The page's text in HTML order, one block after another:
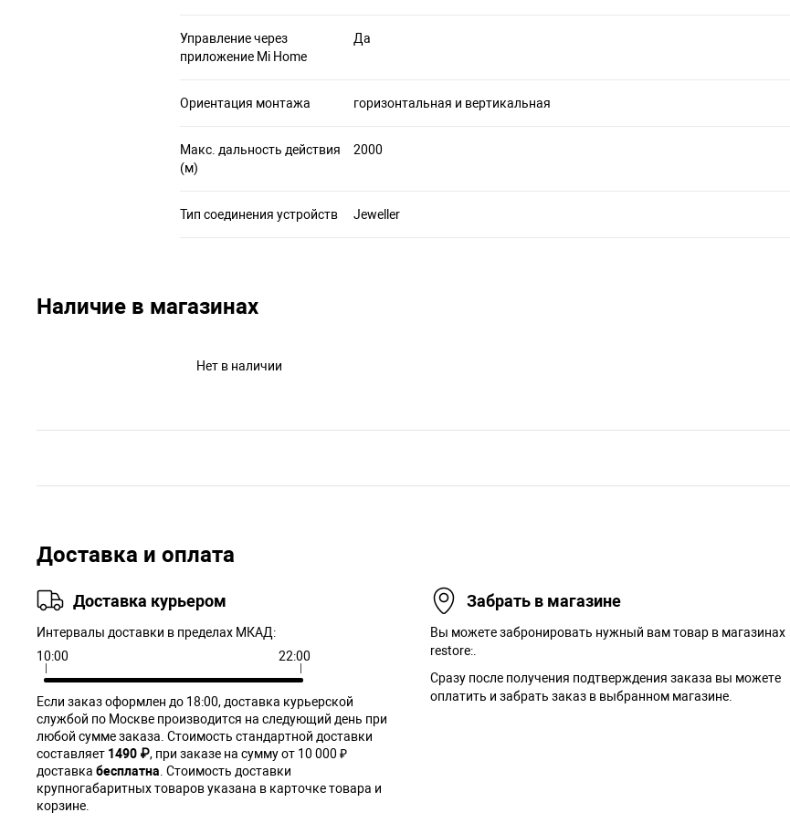
Управление через
приложение Mi Home
Да
Ориентация монтажа горизонтальная и вертикальная
Макс. дальность действия
(м)
2000
Тип соединения устройств Jeweller
Наличие в магазинах
Нет в наличии
Доставка и оплата
Доставка курьером
Интервалы доставки в пределах МКАД:
10:00
22:00
Если заказ оформлен до 18:00, доставка курьерской
службой по Москве производится на следующий день при
любой сумме заказа. Cтоимость стандартной доставки
составляет 1490 ₽, при заказе на сумму от 10 000 ₽
доставка бесплатна . Стоимость доставки
крупногабаритных товаров указана в карточке товара и
корзине.
Забрать в магазине
Вы можете забронировать нужный вам товар в магазинах
restore:.
Сразу после получения подтверждения заказа вы можете
оплатить и забрать заказ в выбранном магазине.